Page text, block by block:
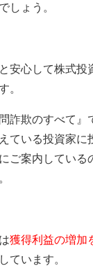
しょう。
安心して株式投
。
詐欺のすべて』
ている投資家に
ご案内している
獲得利益の増加
ています。